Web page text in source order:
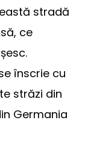
stradă
ce
înscrie cu
străzi din
Germania